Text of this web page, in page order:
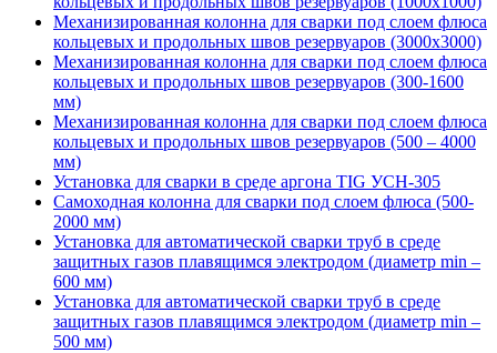
Механизированная колонна для сварки под слоем флюса
кольцевых и продольных швов резервуаров (3000х3000)
Механизированная колонна для сварки под слоем флюса
кольцевых и продольных швов резервуаров (300-1600
мм)
Механизированная колонна для сварки под слоем флюса
кольцевых и продольных швов резервуаров (500 – 4000
мм)
Установка для сварки в среде аргона TIG УСН-305
Самоходная колонна для сварки под слоем флюса (500-
2000 мм)
Установка для автоматической сварки труб в среде
защитных газов плавящимся электродом (диаметр min –
600 мм)
Установка для автоматической сварки труб в среде
защитных газов плавящимся электродом (диаметр min –
500 мм)